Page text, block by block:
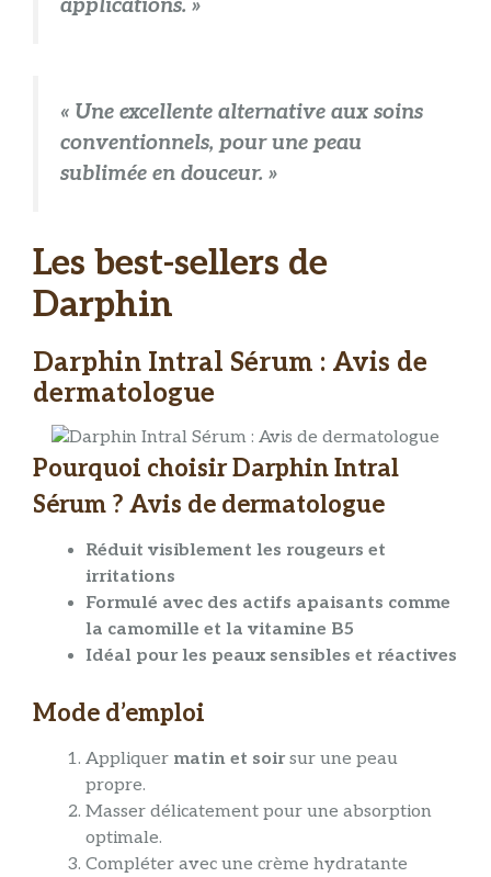
applications. »
« Une excellente alternative aux soins
conventionnels, pour une peau
sublimée en douceur. »
Les best-sellers de
Darphin
Darphin Intral Sérum : Avis de
dermatologue
Pourquoi choisir Darphin Intral
Sérum ? Avis de dermatologue
Réduit visiblement les rougeurs et
irritations
Formulé avec des actifs apaisants comme
la camomille et la vitamine B5
Idéal pour les peaux sensibles et réactives
Mode d’emploi
Appliquer matin et soirsur une peau
propre.
Masser délicatement pour une absorption
optimale.
Compléter avec une crème hydratante